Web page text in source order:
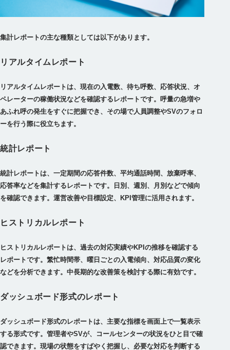
集計レポートの主な種類としては以下があります。
リアルタイムレポート
リアルタイムレポートは、現在の入電数、待ち呼数、応答状況、オ
ペレーターの稼働状況などを確認するレポートです。呼量の急増や
あふれ呼の発生をすぐに把握でき、その場で人員調整やSVのフォロ
ーを行う際に役立ちます。
統計レポート
統計レポートは、一定期間の応答件数、平均通話時間、放棄呼率、
応答率などを集計するレポートです。日別、週別、月別などで傾向
を確認できます。運営改善や目標設定、KPI管理に活用されます。
ヒストリカルレポート
ヒストリカルレポートは、過去の対応実績やKPIの推移を確認する
レポートです。繁忙時間帯、曜日ごとの入電傾向、対応品質の変化
などを分析できます。中長期的な改善策を検討する際に有効です。
ダッシュボード形式のレポート
ダッシュボード形式のレポートは、主要な指標を画面上で一覧表示
する形式です。管理者やSVが、コールセンターの状況をひと目で確
認できます。現場の状態をすばやく把握し、必要な対応を判断する